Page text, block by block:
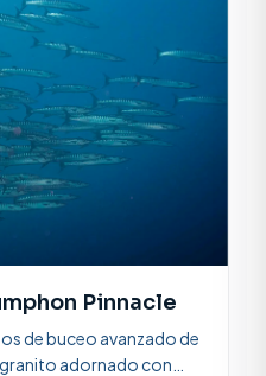
Pinnacle
de buceo avanzado de
adornado con